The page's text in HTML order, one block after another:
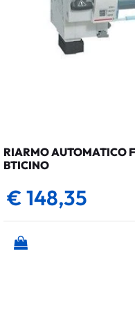
RIARMO AUTOMATICO
BTICINO
€ 148,35
Quantità